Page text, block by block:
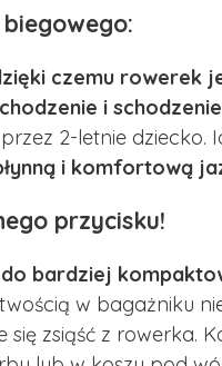
czemu rowerek
i
2-letnie dziecko.
i komfortową
przycisku!
do bardziej
w bagażniku
się zsiąść z rowerka.